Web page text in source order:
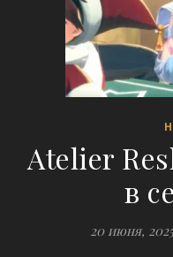
Atelier
в
20 июня, 2025